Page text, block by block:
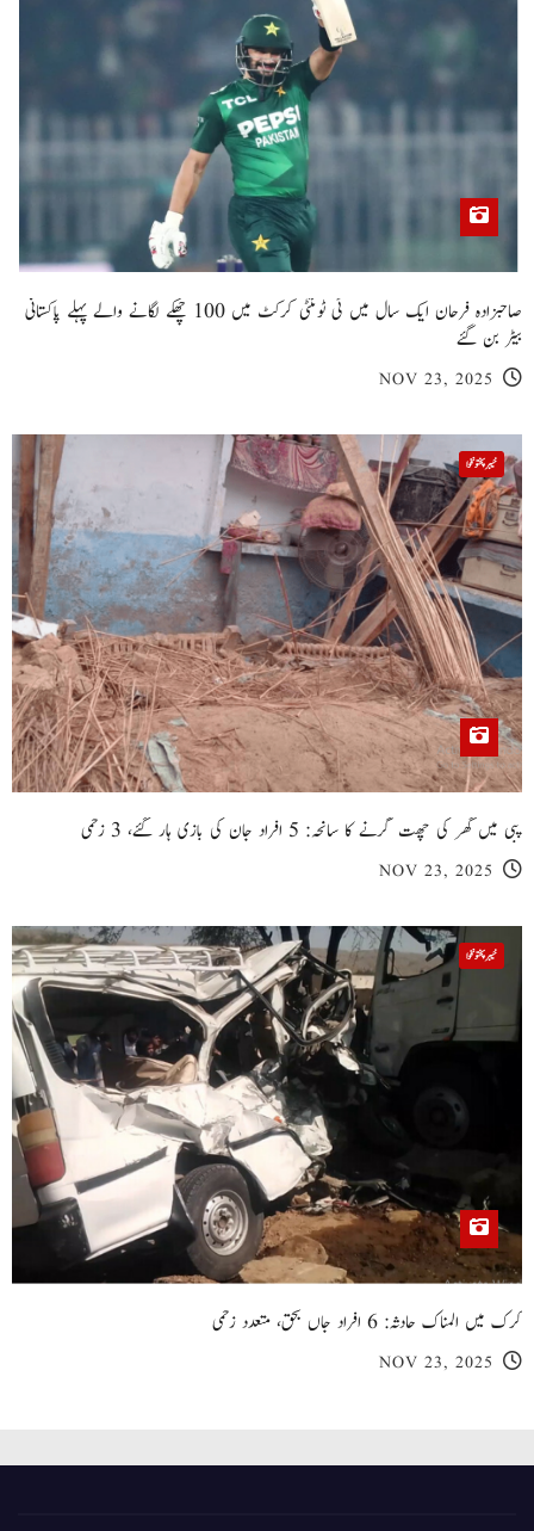
صاحبزادہ فرحان ایک سال میں ٹی ٹوئنٹی کرکٹ میں 100 چھکے لگانے والے پہلے پاکستانی
بیٹر بن گئے
NOV 23, 2025
خیبر پختونخوا
پبی میں گھر کی چھت گرنے کا سانحہ: 5 افراد جان کی بازی ہار گئے، 3 زخمی
NOV 23, 2025
خیبر پختونخوا
کرک میں المناک حادثہ: 6 افراد جاں بحق، متعدد زخمی
NOV 23, 2025